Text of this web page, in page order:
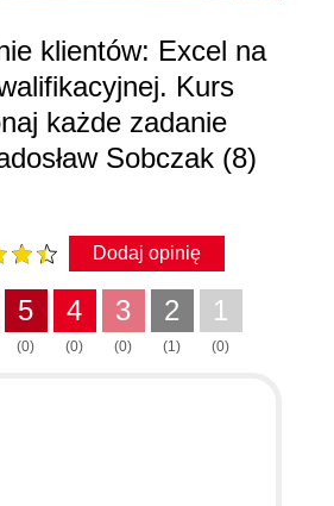
klientów: Excel na
Kurs
każde zadanie
Sobczak (8)
Dodaj opinię
5
(0)
4
(0)
3
(0)
2
(1)
1
(0)